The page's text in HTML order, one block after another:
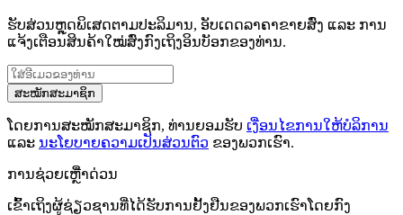
ຮັບສ່ວນຫຼຸດພິເສດຕາມປະລິມານ, ອັບເດດລາຄາຂາຍສົ່ງ ແລະ ການ
ແຈ້ງເຕືອນສິນຄ້າໃໝ່ສົ່ງກົງເຖິງອິນບັອກຂອງທ່ານ.
ສະໝັກສະມາຊິກ
ໂດຍການສະໝັກສະມາຊິກ, ທ່ານຍອມຮັບ ເງື່ອນໄຂການໃຫ້ບໍລິການ
ແລະ ນະໂຍບາຍຄວາມເປັນສ່ວນຕົວ ຂອງພວກເຮົາ.
ການຊ່ວຍເຫຼືໍາດ່ວນ
ເຂົ້າເຖິງຜູ້ຊ່ຽວຊານທີ່ໄດ້ຮັບການຢັ້ງຢືນຂອງພວກເຮົາໂດຍກົງ